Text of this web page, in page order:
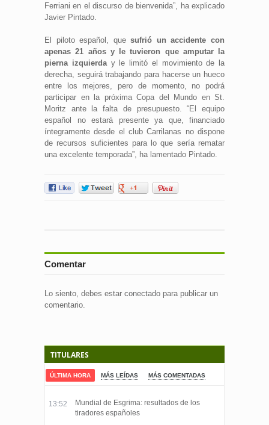
Ferriani en el discurso de bienvenida”, ha explicado
Javier Pintado.
El piloto español, quesufrió un accidente con
apenas 21 años y le tuvieron que amputar la
pierna izquierday le limitó el movimiento de la
derecha, seguirá trabajando para hacerse un hueco
entre los mejores, pero de momento, no podrá
participar en la próxima Copa del Mundo en St.
Moritz ante la falta de presupuesto. “El equipo
español no estará presente ya que, financiado
íntegramente desde el club Carrilanas no dispone
de recursos suficientes para lo que sería rematar
una excelente temporada”, ha lamentado Pintado.
Comentar
Lo siento, debes estar conectado para publicar un
comentario.
TITULARES
ÚLTIMA HORA MÁS LEÍDAS MÁS COMENTADAS
13:52
Mundial de Esgrima: resultados de los
tiradores españoles